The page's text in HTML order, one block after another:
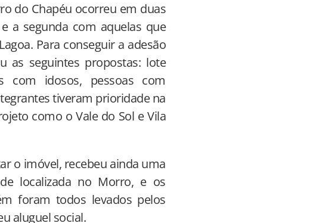
do Chapéu ocorreu em duas
a segunda com aquelas que
Para conseguir a adesão
as seguintes propostas: lote
com idosos, pessoas com
tiveram prioridade na
como o Vale do Sol e Vila
o imóvel, recebeu ainda uma
localizada no Morro, e os
foram todos levados pelos
aluguel social.